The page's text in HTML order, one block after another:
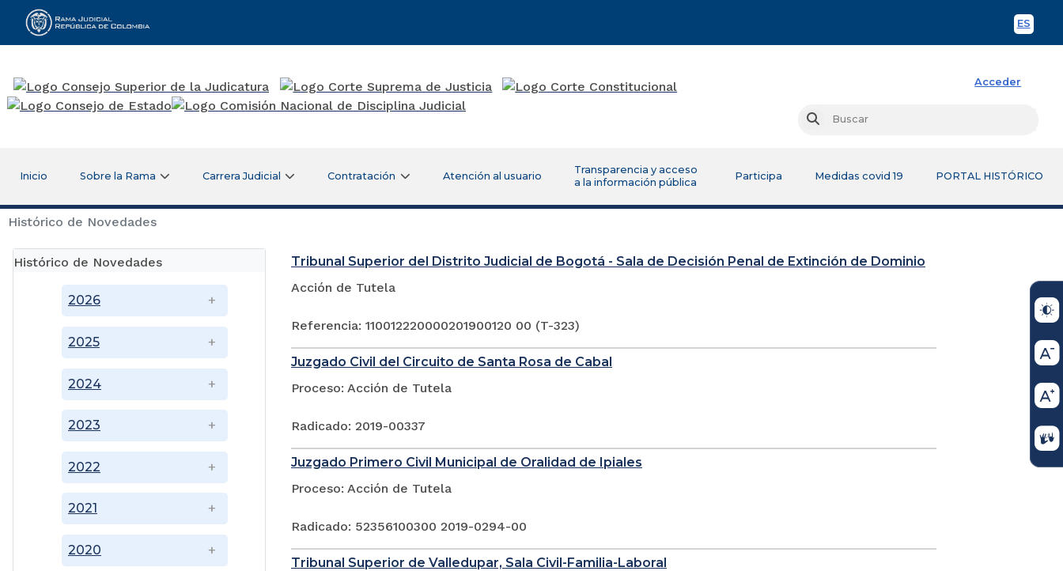
ES
Rama Judicial
Acceder
Buscar
Inicio Sobre la Rama Carrera Judicial Contratación Atención al usuario
Transparencia y acceso
a la información pública
Participa Medidas covid 19 PORTAL HISTÓRICO
Histórico de Novedades
Histórico de Novedades
2020
2021
2022
2023
2024
2025
2026
Tribunal Superior del Distrito Judicial de Bogotá - Sala de Decisión Penal de Extinción de Dominio
Acción de Tutela
Referencia: 110012220000201900120 00 (T-323)
Juzgado Civil del Circuito de Santa Rosa de Cabal
Proceso: Acción de Tutela
Radicado: 2019-00337
Juzgado Primero Civil Municipal de Oralidad de Ipiales
Proceso: Acción de Tutela
Radicado: 52356100300 2019-0294-00
Tribunal Superior de Valledupar, Sala Civil-Familia-Laboral